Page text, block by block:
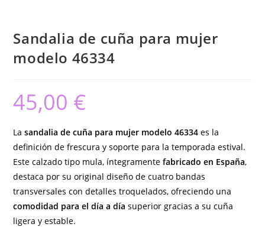
Sandalia de cuña para mujer
modelo 46334
45,00 €
Lasandalia de cuña para mujer modelo 46334 es la
definición de frescura y soporte para la temporada estival.
Este calzado tipo mula, íntegramentefabricado en España,
destaca por su original diseño de cuatro bandas
transversales con detalles troquelados, ofreciendo una
comodidad para el día a día superior gracias a su cuña
ligera y estable.